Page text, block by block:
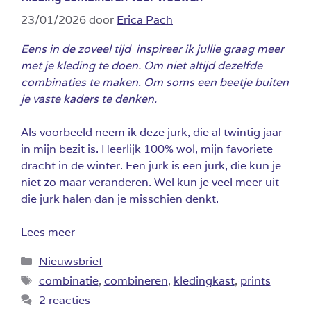
23/01/2026door Erica Pach
Eens in de zoveel tijd inspireer ik jullie graag meer
met je kleding te doen. Om niet altijd dezelfde
combinaties te maken. Om soms een beetje buiten
je vaste kaders te denken.
Als voorbeeld neem ik deze jurk, die al twintig jaar
in mijn bezit is. Heerlijk 100% wol, mijn favoriete
dracht in de winter. Een jurk is een jurk, die kun je
niet zo maar veranderen. Wel kun je veel meer uit
die jurk halen dan je misschien denkt.
Lees meer
Categorieën
Nieuwsbrief
Tags
combinatie, combineren, kledingkast, prints
2 reacties